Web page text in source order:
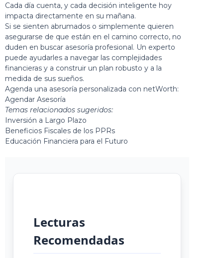
Cada día cuenta, y cada decisión inteligente hoy
impacta directamente en su mañana.
Si se sienten abrumados o simplemente quieren
asegurarse de que están en el camino correcto, no
duden en buscar asesoría profesional. Un experto
puede ayudarles a navegar las complejidades
financieras y a construir un plan robusto y a la
medida de sus sueños.
Agenda una asesoría personalizada con netWorth:
Agendar Asesoría
Temas relacionados sugeridos:
Inversión a Largo Plazo
Beneficios Fiscales de los PPRs
Educación Financiera para el Futuro
Lecturas
Recomendadas